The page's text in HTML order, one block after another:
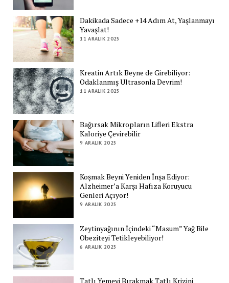
Dakikada Sadece +14 Adım At, Yaşlanmayı
Yavaşlat!
11 ARALIK 2025
Kreatin Artık Beyne de Girebiliyor:
Odaklanmış Ultrasonla Devrim!
11 ARALIK 2025
Bağırsak Mikropların Lifleri Ekstra
Kaloriye Çevirebilir
9 ARALIK 2025
Koşmak Beyni Yeniden İnşa Ediyor:
Alzheimer’a Karşı Hafıza Koruyucu
Genleri Açıyor!
9 ARALIK 2025
Zeytinyağının İçindeki “Masum” Yağ Bile
Obeziteyi Tetikleyebiliyor!
6 ARALIK 2025
Tatlı Yemeyi Bırakmak Tatlı Krizini